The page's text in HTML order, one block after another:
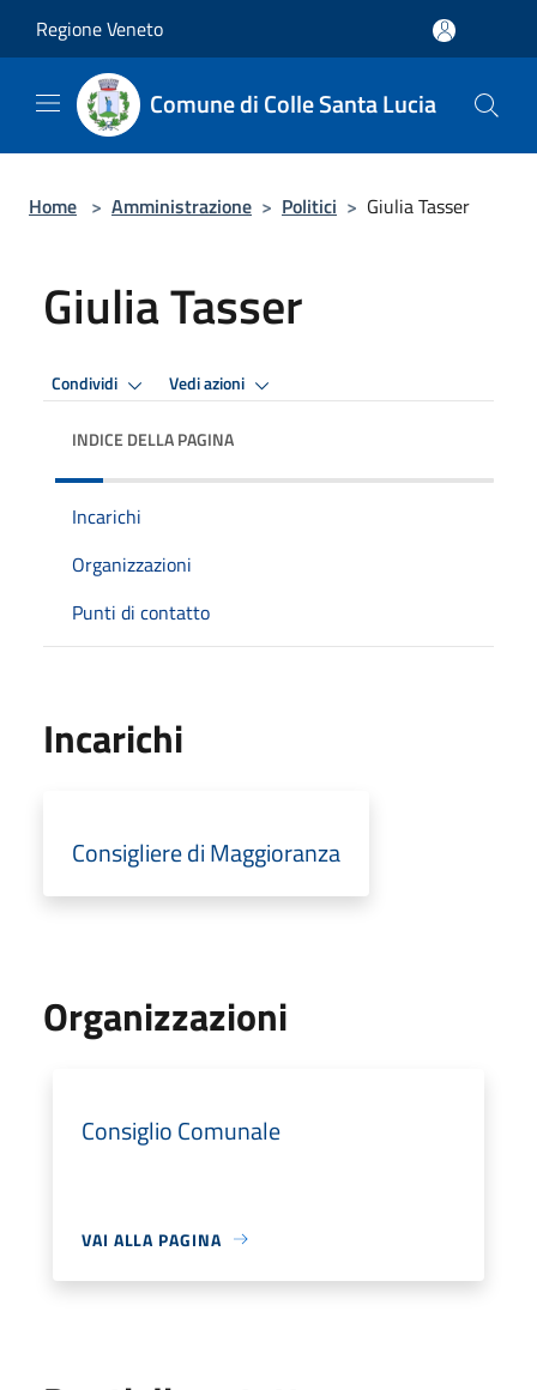
Regione Veneto
Comune di Colle Santa Lucia
Home > Amministrazione > Politici > Giulia Tasser
Giulia Tasser
Condividi Vedi azioni
INDICE DELLA PAGINA
Incarichi
Organizzazioni
Punti di contatto
Incarichi
Consigliere di Maggioranza
Organizzazioni
Consiglio Comunale
VAI ALLA PAGINA